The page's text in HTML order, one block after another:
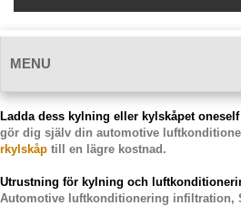
MENU
Ladda dess kylning eller kylskåpet oneself
gör dig själv din automotive
rkylskåp till en lägre kostnad.
Utrustning för kylning och
Automotive luftkonditionering infiltration,